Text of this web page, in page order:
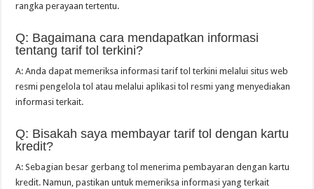
rangka perayaan tertentu.
Q: Bagaimana cara mendapatkan informasi
tentang tarif tol terkini?
A: Anda dapat memeriksa informasi tarif tol terkini melalui situs web
resmi pengelola tol atau melalui aplikasi tol resmi yang menyediakan
informasi terkait.
Q: Bisakah saya membayar tarif tol dengan kartu
kredit?
A: Sebagian besar gerbang tol menerima pembayaran dengan kartu
kredit. Namun, pastikan untuk memeriksa informasi yang terkait